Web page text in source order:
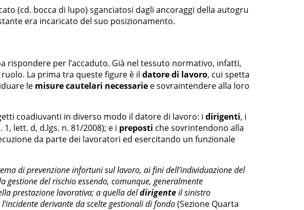
(cd. bocca di lupo) sganciatosi dagli ancoraggi della autogru
era incaricato del suo posizionamento.
rispondere per l’accaduto. Già nel tessuto normativo, infatti,
La prima tra queste figure è il datore di lavoro, cui spetta
le misurecautelari necessarie e sovraintendere alla loro
coadiuvanti in diverso modo il datore di lavoro: i dirigenti, i
lett. d, d.lgs. n. 81/2008); e i preposti che sovrintendono alla
da parte dei lavoratori ed esercitando un funzionale
di prevenzione infortuni sul lavoro, ai fini dell’individuazione del
del rischio essendo, comunque, generalmente
prestazione lavorativa; a quella deldirigenteil sinistro
l’incidente derivante da scelte gestionali di fondo(Sezione Quarta